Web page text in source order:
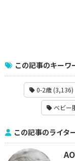
この記事のキーワ
0-2歳 (3,136)
ベビー
この記事のライタ